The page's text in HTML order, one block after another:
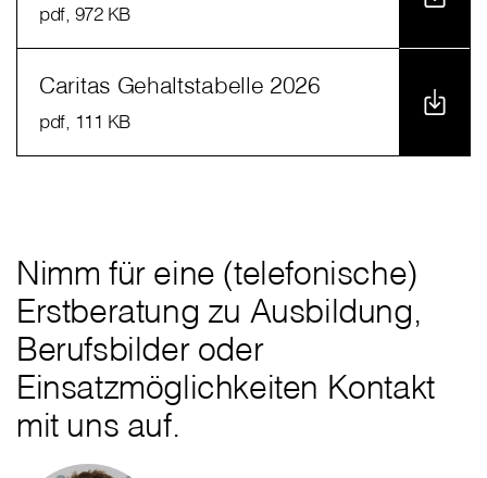
pdf, 972 KB
Caritas Gehaltstabelle 2026
pdf, 111 KB
Nimm für eine (telefonische)
Erstberatung zu Ausbildung,
Berufsbilder oder
Einsatzmöglichkeiten Kontakt
mit uns auf.